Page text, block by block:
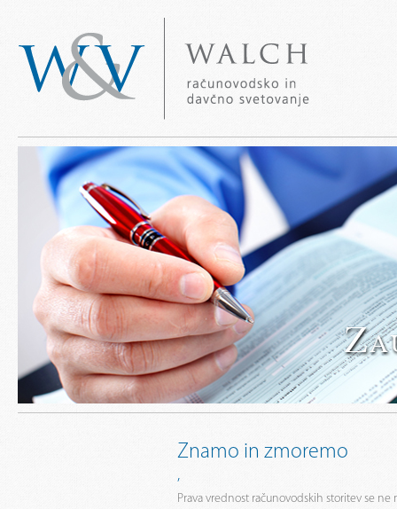
Znamo in zmoremo
,
Prava vrednost računovodskih storitev se ne